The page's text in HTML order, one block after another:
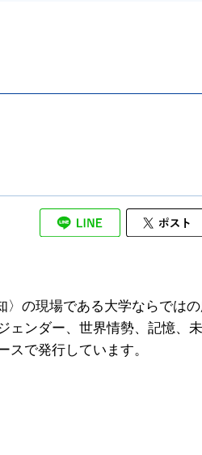
〉の現場である大学ならでは
ェンダー、世界情勢、記憶、
で発行しています。